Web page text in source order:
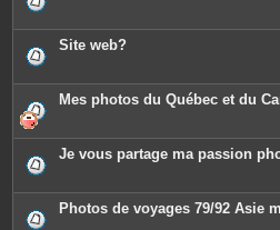
Site web?
Mes photos du Québec et du
Je vous partage ma passion
Photos de voyages 79/92 Asie